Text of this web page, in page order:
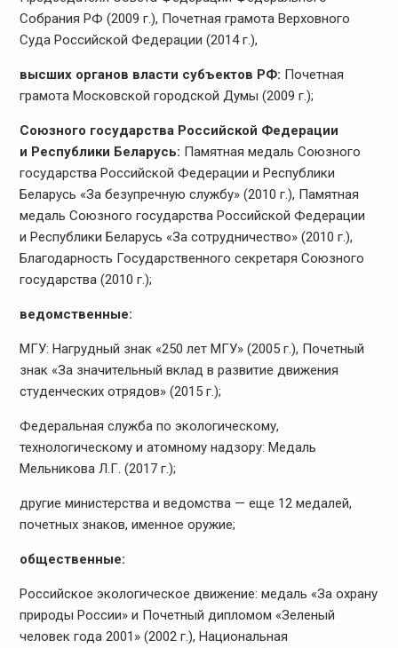
Собрания РФ (2009 г.), Почетная грамота Верховного
Суда Российской Федерации (2014 г.),
высших органов власти субъектов РФ: Почетная
грамота Московской городской Думы (2009 г.);
Союзного государства Российской Федерации
и Республики Беларусь: Памятная медаль Союзного
государства Российской Федерации и Республики
Беларусь «За безупречную службу» (2010 г.), Памятная
медаль Союзного государства Российской Федерации
и Республики Беларусь «За сотрудничество» (2010 г.),
Благодарность Государственного секретаря Союзного
государства (2010 г.);
ведомственные:
МГУ: Нагрудный знак «250 лет МГУ» (2005 г.), Почетный
знак «За значительный вклад в развитие движения
студенческих отрядов» (2015 г.);
Федеральная служба по экологическому,
технологическому и атомному надзору: Медаль
Мельникова Л.Г. (2017 г.);
другие министерства и ведомства — еще 12 медалей,
почетных знаков, именное оружие;
общественные:
Российское экологическое движение: медаль «За охрану
природы России» и Почетный дипломом «Зеленый
человек года 2001» (2002 г.), Национальная